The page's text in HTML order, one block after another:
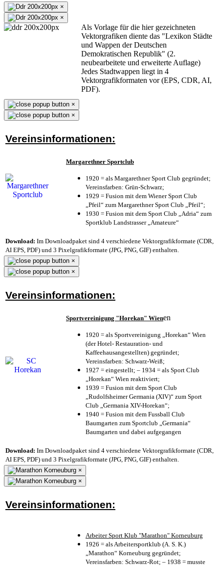
×
×
Als Vorlage für die hier gezeichneten
Vektorgrafiken diente das "Lexikon Städte
und Wappen der Deutschen
Demokratischen Republik" (2.
neubearbeitete und erweiterte Auflage)
Jedes Stadtwappen liegt in 4
Vektorgrafikformaten vor (EPS, CDR, AI,
PDF).
×
×
Vereinsinformationen:
Margarethner Sportclub
1920 = als Margarethner Sport Club gegründet;
Vereinsfarben: Grün-Schwarz;
1929 = Fusion mit dem Wiener Sport Club
„Pfeil“ zum Margarethner Sport Club „Pfeil“;
1930 = Fusion mit dem Sport Club „Adria“ zum
Sportklub Landstrasser „Amateure“
Download: Im Downloadpaket sind 4 verschiedene Vektorgrafikformate (CDR,
AI EPS, PDF) und 3 Pixelgrafikformate (JPG, PNG, GIF) enthalten.
×
×
Vereinsinformationen:
Sportvereinigung "Horekan" Wienen
1920 = als Sportvereinigung „Horekan“ Wien
(der Hotel- Restauration- und
Kaffeehausangestellten) gegründet;
Vereinsfarben: Schwarz-Weiß;
1927 = eingestellt; – 1934 = als Sport Club
„Horekan“ Wien reaktiviert;
1939 = Fusion mit dem Sport Club
„Rudolfsheimer Germania (XIV)“ zum Sport
Club „Germania XIV-Horekan“;
1940 = Fusion mit dem Fussball Club
Baumgarten zum Sportclub „Germania“
Baumgarten und dabei aufgegangen
Download: Im Downloadpaket sind 4 verschiedene Vektorgrafikformate (CDR,
AI EPS, PDF) und 3 Pixelgrafikformate (JPG, PNG, GIF) enthalten.
×
×
Vereinsinformationen:
Arbeiter Sport Klub "Marathon" Korneuburg
1926 = als Arbeitersportklub (A. S. K.)
„Marathon“ Korneuburg gegründet;
Vereinsfarben: Schwarz-Rot; – 1938 = musste